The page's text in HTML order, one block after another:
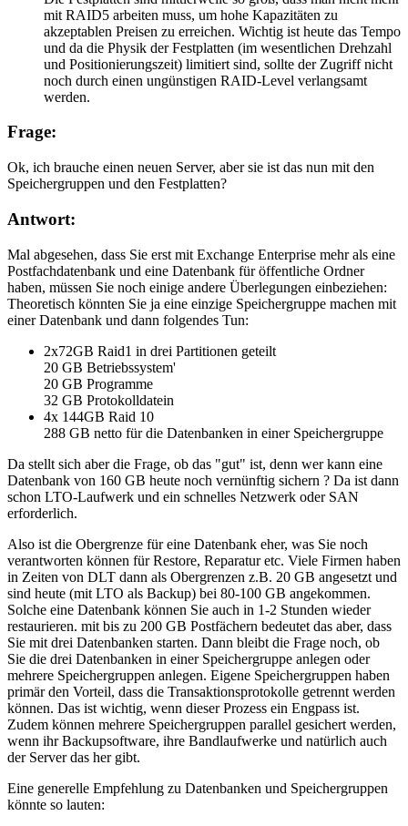
mit RAID5 arbeiten muss, um hohe Kapazitäten zu
akzeptablen Preisen zu erreichen. Wichtig ist heute das Tempo
und da die Physik der Festplatten (im wesentlichen Drehzahl
und Positionierungszeit) limitiert sind, sollte der Zugriff nicht
noch durch einen ungünstigen RAID-Level verlangsamt
werden.
Frage:
Ok, ich brauche einen neuen Server, aber sie ist das nun mit den
Speichergruppen und den Festplatten?
Antwort:
Mal abgesehen, dass Sie erst mit Exchange Enterprise mehr als eine
Postfachdatenbank und eine Datenbank für öffentliche Ordner
haben, müssen Sie noch einige andere Überlegungen einbeziehen:
Theoretisch könnten Sie ja eine einzige Speichergruppe machen mit
einer Datenbank und dann folgendes Tun:
2x72GB Raid1 in drei Partitionen geteilt
20 GB Betriebssystem'
20 GB Programme
32 GB Protokolldatein
4x 144GB Raid 10
288 GB netto für die Datenbanken in einer Speichergruppe
Da stellt sich aber die Frage, ob das "gut" ist, denn wer kann eine
Datenbank von 160 GB heute noch vernünftig sichern ? Da ist dann
schon LTO-Laufwerk und ein schnelles Netzwerk oder SAN
erforderlich.
Also ist die Obergrenze für eine Datenbank eher, was Sie noch
verantworten können für Restore, Reparatur etc. Viele Firmen haben
in Zeiten von DLT dann als Obergrenzen z.B. 20 GB angesetzt und
sind heute (mit LTO als Backup) bei 80-100 GB angekommen.
Solche eine Datenbank können Sie auch in 1-2 Stunden wieder
restaurieren. mit bis zu 200 GB Postfächern bedeutet das aber, dass
Sie mit drei Datenbanken starten. Dann bleibt die Frage noch, ob
Sie die drei Datenbanken in einer Speichergruppe anlegen oder
mehrere Speichergruppen anlegen. Eigene Speichergruppen haben
primär den Vorteil, dass die Transaktionsprotokolle getrennt werden
können. Das ist wichtig, wenn dieser Prozess ein Engpass ist.
Zudem können mehrere Speichergruppen parallel gesichert werden,
wenn ihr Backupsoftware, ihre Bandlaufwerke und natürlich auch
der Server das her gibt.
Eine generelle Empfehlung zu Datenbanken und Speichergruppen
könnte so lauten: